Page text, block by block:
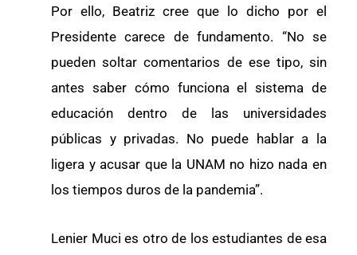
Por ello, Beatriz cree que lo dicho por el
Presidente carece de fundamento. “No se
pueden soltar comentarios de ese tipo, sin
antes saber cómo funciona el sistema de
educación dentro de las universidades
públicas y privadas. No puede hablar a la
ligera y acusar que la UNAM no hizo nada en
los tiempos duros de la pandemia”.
Lenier Muci es otro de los estudiantes de esa